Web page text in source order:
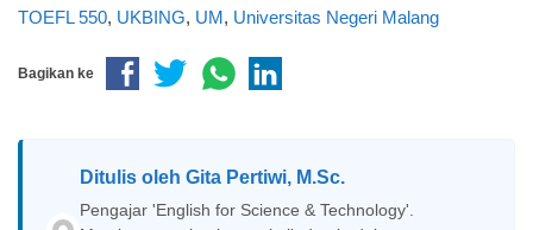
TOEFL 550, UKBING, UM, Universitas Negeri Malang
Bagikan ke
Ditulis olehGita Pertiwi, M.Sc.
Pengajar 'English for Science & Technology'.